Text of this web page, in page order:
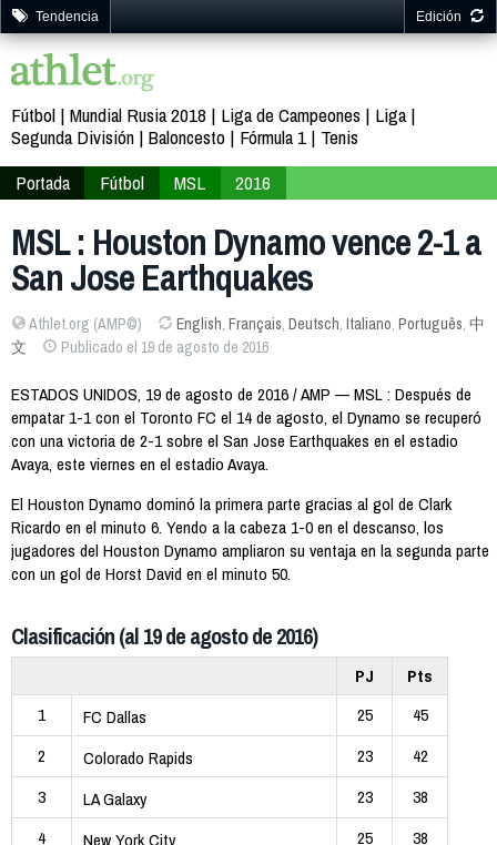
Tendencia Edición
Fútbol Mundial Rusia 2018 Liga de Campeones
Liga
Segunda División Baloncesto Fórmula 1
Tenis
Portada
Fútbol MSL 2016
MSL : Houston Dynamo vence 2-1 a
San Jose Earthquakes
Athlet.org (AMP©) English, Français, Deutsch, Italiano, Português, 中
文
Publicado el 19 de agosto de 2016
ESTADOS UNIDOS, 19 de agosto de 2016 / AMP — MSL : Después de
empatar 1-1 con el Toronto FC el 14 de agosto, el Dynamo se recuperó
con una victoria de 2-1 sobre el San Jose Earthquakes en el estadio
Avaya, este viernes en el estadio Avaya.
El Houston Dynamo dominó la primera parte gracias al gol de Clark
Ricardo en el minuto 6. Yendo a la cabeza 1-0 en el descanso, los
jugadores del Houston Dynamo ampliaron su ventaja en la segunda parte
con un gol de Horst David en el minuto 50.
Clasificación (al 19 de agosto de 2016)
PJ
Pts
1
FC Dallas 25
45
2
Colorado Rapids 23
42
3
LA Galaxy 23
38
4
New York City 25
38